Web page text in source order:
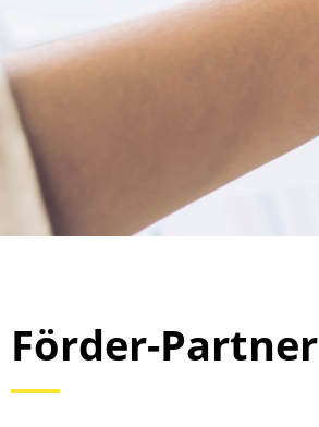
Förder-Partner